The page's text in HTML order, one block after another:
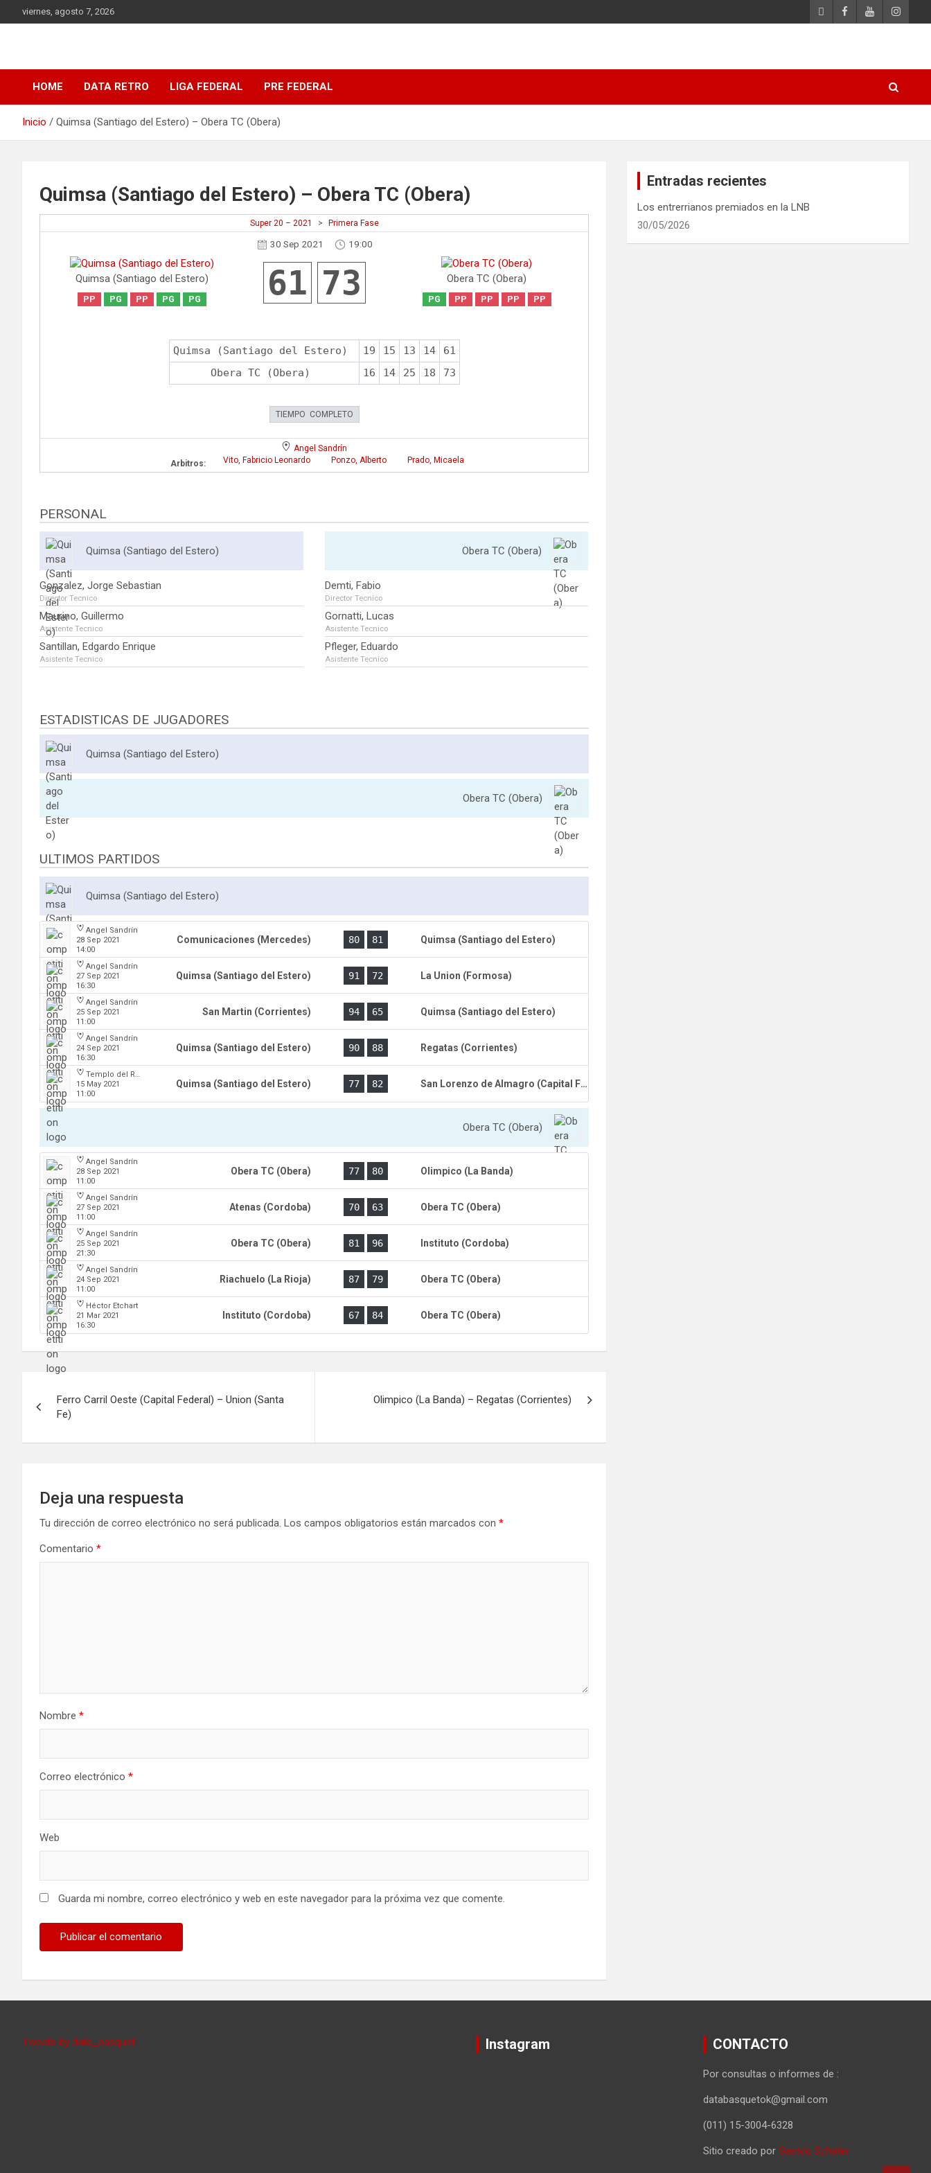
al
viernes, agosto 7, 2026
DATA Basquet
HOME DATA RETRO LIGA FEDERAL PRE FEDERAL
Inicio Quimsa (Santiago del Estero) – Obera TC (Obera)
Quimsa (Santiago del Estero) – Obera TC (Obera)
Super 20 – 2021 > Primera Fase
30 Sep 2021 19:00
Quimsa (Santiago del Estero)
PP PG PP PG PG 61 73 Obera TC (Obera)
PG PP PP PP PP
Quimsa (Santiago del Estero) 19 15 13 14
61
Obera TC (Obera)
16 14 25 18 73
TIEMPO COMPLETO
Angel Sandrín
Arbitros:
Vito, Fabricio Leonardo Ponzo, Alberto Prado, Micaela
PERSONAL
Quimsa (Santiago del Estero)
Gonzalez, Jorge Sebastian
Director Tecnico
Maurino, Guillermo
Asistente Tecnico
Santillan, Edgardo Enrique
Asistente Tecnico
Obera TC (Obera)
Demti, Fabio
Director Tecnico
Gornatti, Lucas
Asistente Tecnico
Pfleger, Eduardo
Asistente Tecnico
ESTADISTICAS DE JUGADORES
Quimsa (Santiago del Estero)
Obera TC (Obera)
ULTIMOS PARTIDOS
Quimsa (Santiago del Estero)
Angel Sandrín
28 Sep 2021
14:00
Comunicaciones (Mercedes) 80 81 Quimsa (Santiago del Estero)
Angel Sandrín
27 Sep 2021
16:30
Quimsa (Santiago del Estero) 91 72 La Union (Formosa)
Angel Sandrín
25 Sep 2021
11:00
San Martin (Corrientes) 94 65 Quimsa (Santiago del Estero)
Angel Sandrín
24 Sep 2021
16:30
Quimsa (Santiago del Estero) 90 88 Regatas (Corrientes)
Templo del Rock
15 May 2021
11:00
Quimsa (Santiago del Estero) 77 82 San Lorenzo de Almagro (Capital Federal)
Obera TC (Obera)
Angel Sandrín
28 Sep 2021
11:00
Obera TC (Obera) 77 80 Olimpico (La Banda)
Angel Sandrín
27 Sep 2021
11:00
Atenas (Cordoba) 70 63 Obera TC (Obera)
Angel Sandrín
25 Sep 2021
21:30
Obera TC (Obera) 81 96 Instituto (Cordoba)
Angel Sandrín
24 Sep 2021
11:00
Riachuelo (La Rioja) 87 79 Obera TC (Obera)
Héctor Etchart
21 Mar 2021
16:30
Instituto (Cordoba) 67 84 Obera TC (Obera)
de
entradas
Ferro Carril Oeste (Capital Federal) – Union (Santa
Fe)
Olimpico (La Banda) – Regatas (Corrientes)
Deja una respuesta
Tu dirección de correo electrónico no será publicada. Los campos obligatorios están marcados con *
Comentario *
Nombre *
Correo electrónico *
Web
Guarda mi nombre, correo electrónico y web en este navegador para la próxima vez que comente.
Entradas recientes
Los entrerrianos premiados en la LNB
30/05/2026
Tweets by data_basquet Instagram CONTACTO
Por consultas o informes de :
databasquetok@gmail.com
(011) 15-3004-6328
Sitio creado por Gastón Schafer